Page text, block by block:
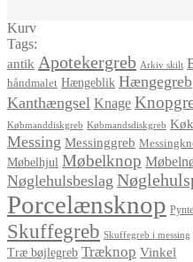
Kurv
Tags:
antik Apotekergreb Arkiv skilt
håndmalet Hængeblik Hængegreb
Kanthængsel Knage
Købmanddiskgreb Købmandsdiskgreb
Messing Messinggreb
Møbelhjul Møbelknop
Nøglehulsbeslag
Porcelænsknop
Skuffegreb Skuffegreb i messing
Træ bøjlegreb Træknop Vinkel